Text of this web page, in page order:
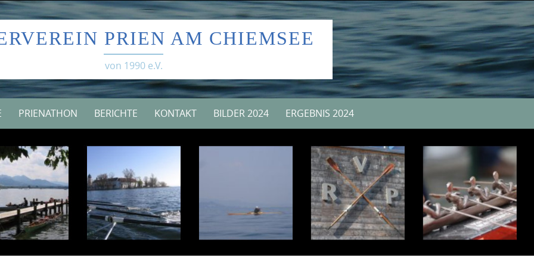
Skip
to
content
PRIEN AM CHIEMSEE
von 1990 e.V.
PRIENATHON BERICHTE KONTAKT BILDER 2024 ERGEBNIS 2024